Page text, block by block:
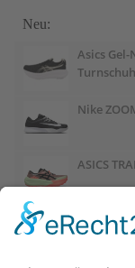
Neu:
Asics
Nike
ASICS
ASICS